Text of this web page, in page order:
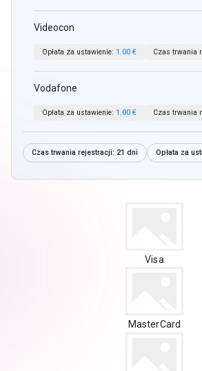
Videocon
Opłata za ustawienie: 1.00 € Czas trwania
Vodafone
Opłata za ustawienie: 1.00 € Czas trwania
Czas trwania rejestracji: 21 dni Opłata za
Visa
MasterCard